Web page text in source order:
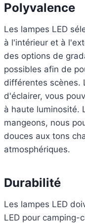
Polyvalence
Les lampes LED
à l'intérieur et à
des options de
possibles afin de
différentes scènes.
d'éclairer, vous
à haute luminosité.
mangeons, nous
douces aux tons
atmosphériques.
Durabilité
Les lampes LED
LED pour camping-